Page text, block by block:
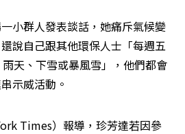
小群人發表談話，她痛斥氣候變
說自己跟其他環保人士「每週五
天、下雪或暴風雪」，他們都會
示威活動。
Times）報導，珍芳達若因參